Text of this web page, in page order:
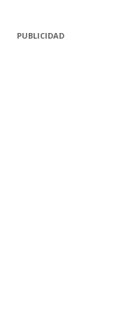
PUBLICIDAD